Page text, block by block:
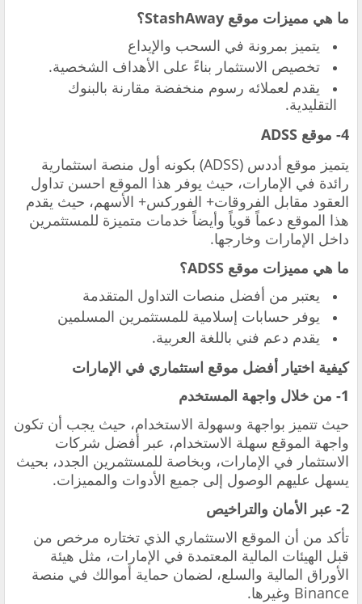
ما هي مميزات موقع StashAway؟
يتميز بمرونة في السحب والإيداع
تخصيص الاستثمار بناءً على الأهداف الشخصية.
يقدم لعملائه رسوم منخفضة مقارنة بالبنوك
التقليدية.
4- موقع ADSS
يتميز موقع أددس (ADSS) بكونه أول منصة استثمارية
رائدة في الإمارات، حيث يوفر هذا الموقع احسن تداول
العقود مقابل الفروقات+ الفوركس+ الأسهم، حيث يقدم
هذا الموقع دعماً قوياً وأيضاً خدمات متميزة للمستثمرين
داخل الإمارات وخارجها.
ما هي مميزات موقع ADSS؟
يعتبر من أفضل منصات التداول المتقدمة
يوفر حسابات إسلامية للمستثمرين المسلمين
يقدم دعم فني باللغة العربية.
كيفية اختيار أفضل موقع استثماري في الإمارات
1- من خلال واجهة المستخدم
حيث تتميز بواجهة وسهولة الاستخدام، حيث يجب أن تكون
واجهة الموقع سهلة الاستخدام، عبر أفضل شركات
الاستثمار في الإمارات، وبخاصة للمستثمرين الجدد، بحيث
يسهل عليهم الوصول إلى جميع الأدوات والمميزات.
2- عبر الأمان والتراخيص
تأكد من أن الموقع الاستثماري الذي تختاره مرخص من
قبل الهيئات المالية المعتمدة في الإمارات، مثل هيئة
الأوراق المالية والسلع، لضمان حماية أموالك في منصة
Binance وغيرها.